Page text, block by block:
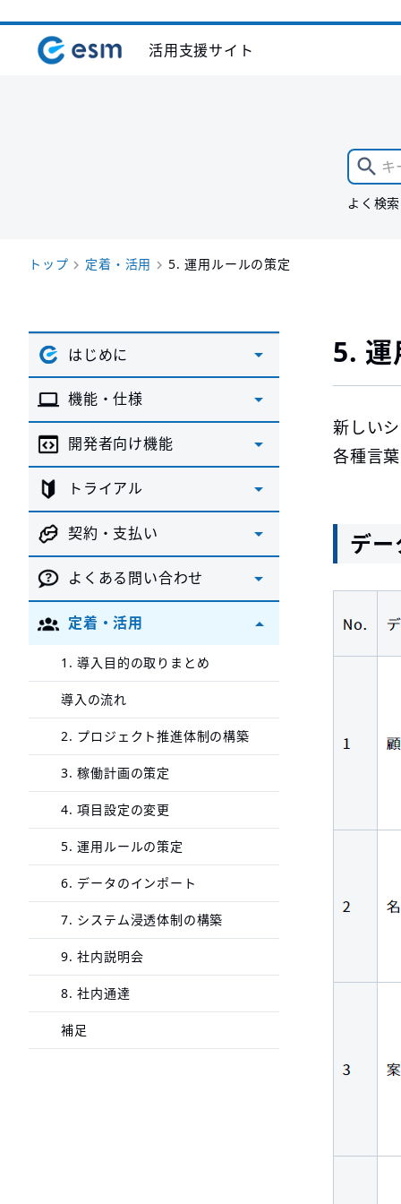
活用支援サイト
よく検
トップ 定着・活用 5. 運用ルールの策定
5. 運
新しい
各種言
デ
はじめに
機能・仕様
開発者向け機能
トライアル
契約・支払い
よくある問い合わせ
定着・活用
1. 導入目的の取りまとめ
導入の流れ
2. プロジェクト推進体制の構築
3. 稼働計画の策定
4. 項目設定の変更
5. 運用ルールの策定
6. データのインポート
7. システム浸透体制の構築
9. 社内説明会
8. 社内通達
補足